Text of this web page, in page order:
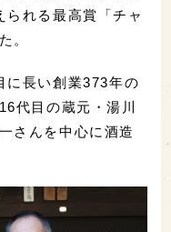
られる最高賞「チャ
。
に長い創業373年の
16代目の蔵元・湯川
さんを中心に酒造